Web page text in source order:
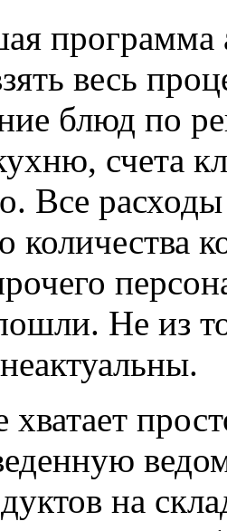
программа
весь
блюд по
счета
Все
количества
Не из
на